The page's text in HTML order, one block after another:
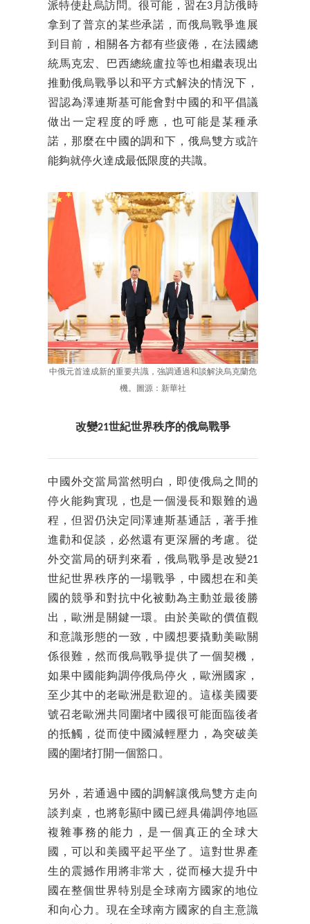
派特使赴烏訪問。很可能，習在3月訪俄時
拿到了普京的某些承諾，而俄烏戰爭進展
到目前，相關各方都有些疲倦，在法國總
統馬克宏、巴西總統盧拉等也相繼表現出
推動俄烏戰爭以和平方式解決的情況下，
習認為澤連斯基可能會對中國的和平倡議
做出一定程度的呼應，也可能是某種承
諾，那麼在中國的調和下，俄烏雙方或許
能夠就停火達成最低限度的共識。
中俄元首達成新的重要共識，強調通過和談解決烏克蘭危
機。圖源：新華社
改變21世紀世界秩序的俄烏戰爭
中國外交當局當然明白，即使俄烏之間的
停火能夠實現，也是一個漫長和艱難的過
程，但習仍決定同澤連斯基通話，著手推
進勸和促談，必然還有更深層的考慮。從
外交當局的研判來看，俄烏戰爭是改變21
世紀世界秩序的一場戰爭，中國想在和美
國的競爭和對抗中化被動為主動並最後勝
出，歐洲是關鍵一環。由於美歐的價值觀
和意識形態的一致，中國想要撬動美歐關
係很難，然而俄烏戰爭提供了一個契機，
如果中國能夠調停俄烏停火，歐洲國家，
至少其中的老歐洲是歡迎的。這樣美國要
號召老歐洲共同圍堵中國很可能面臨後者
的抵觸，從而使中國減輕壓力，為突破美
國的圍堵打開一個豁口。
另外，若通過中國的調解讓俄烏雙方走向
談判桌，也將彰顯中國已經具備調停地區
複雜事務的能力，是一個真正的全球大
國，可以和美國平起平坐了。這對世界產
生的震撼作用將非常大，從而極大提升中
國在整個世界特別是全球南方國家的地位
和向心力。現在全球南方國家的自主意識